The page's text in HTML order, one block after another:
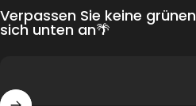
Verpassen Sie keine
sich unten an🌴